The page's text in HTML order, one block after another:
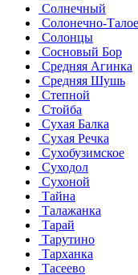
Солнечный
Солонечно-Талое
Солонцы
Сосновый Бор
Средняя Агинка
Средняя Шушь
Степной
Стойба
Сухая Балка
Сухая Речка
Сухобузимское
Суходол
Сухоной
Тайна
Талажанка
Тарай
Тарутино
Тарханка
Тасеево